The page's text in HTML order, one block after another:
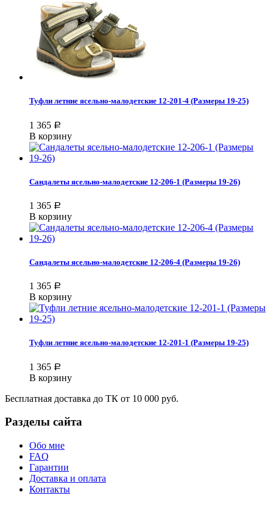
Туфли летние ясельно-малодетские 12-201-4 (Размеры 19-25)
1 365 Р
В корзину
Сандалеты ясельно-малодетские 12-206-1 (Размеры 19-26)
1 365 Р
В корзину
Сандалеты ясельно-малодетские 12-206-4 (Размеры 19-26)
1 365 Р
В корзину
Туфли летние ясельно-малодетские 12-201-1 (Размеры 19-25)
1 365 Р
В корзину
Бесплатная доставка до ТК от 10 000 руб.
Разделы сайта
Обо мне
FAQ
Гарантии
Доставка и оплата
Контакты